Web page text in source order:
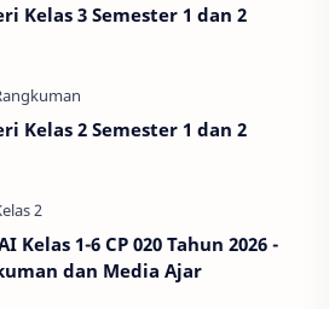
Kelas 3 Semester 1 dan 2
Kelas 2 Semester 1 dan 2
Kelas 1-6 CP 020 Tahun 2026 -
dan Media Ajar